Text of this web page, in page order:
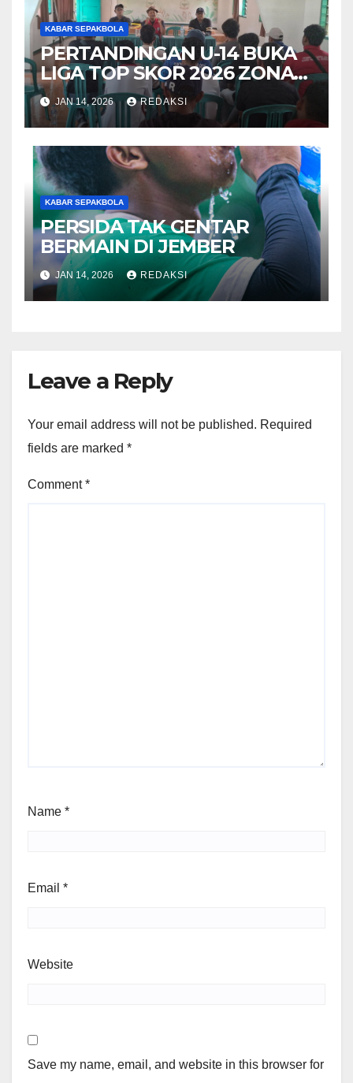
KABAR SEPAKBOLA
PERTANDINGAN U-14 BUKA
LIGA TOP SKOR 2026 ZONA
SURABAYA
JAN 14, 2026 REDAKSI
KABAR SEPAKBOLA
PERSIDA TAK GENTAR
BERMAIN DI JEMBER
JAN 14, 2026 REDAKSI
Leave a Reply
Your email address will not be published. Required
fields are marked *
Comment*
Name *
Email *
Website
Save my name, email, and website in this browser for